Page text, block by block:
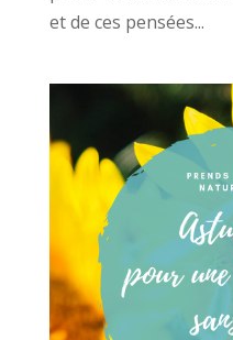
et de ces pensées...